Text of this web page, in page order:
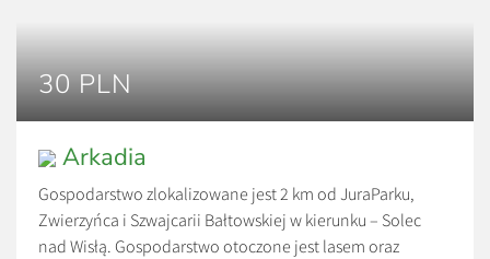
30 PLN
Arkadia
Gospodarstwo zlokalizowane jest 2 km od JuraParku,
Zwierzyńca i Szwajcarii Bałtowskiej w kierunku – Solec
nad Wisłą. Gospodarstwo otoczone jest lasem oraz